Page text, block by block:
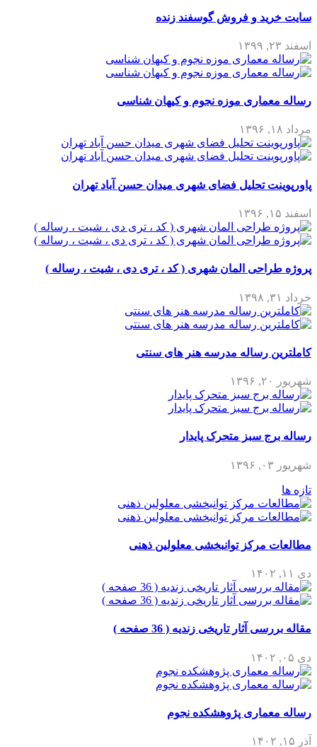
سایت خرید و فروش گوسفند زنده
اسفند ۲۳, ۱۳۹۹
رساله معماری موزه نجوم و کیهان شناسی
مرداد ۱۸, ۱۳۹۶
پاورپوینت تحلیل فضای شهری میدان حسن آباد تهران
اسفند ۱۵, ۱۳۹۶
پروژه طراحی المان شهری ( کد ، تری دی ، شیت ، رساله )
خرداد ۳۱, ۱۳۹۸
کاملترین رساله مدرسه هنر های سنتی
شهریور ۲۰, ۱۳۹۶
رساله برج سبز متحرک پایدار
شهریور ۰۳, ۱۳۹۶
تازه ها
مطالعات مرکز توانبخشی معلولین ذهنی
دی ۱۱, ۱۴۰۲
مقاله بررسی آثار تاریخی زندیه ( 36 صفحه )
دی ۰۵, ۱۴۰۲
رساله معماری پژوهشکده نجوم
آذر ۱۵, ۱۴۰۲